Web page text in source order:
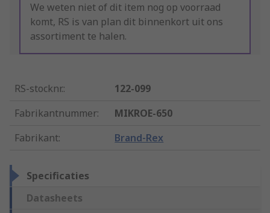
We weten niet of dit item nog op voorraad
komt, RS is van plan dit binnenkort uit ons
assortiment te halen.
RS-stocknr.:
122-099
Fabrikantnummer:
MIKROE-650
Fabrikant: Brand-Rex
Specificaties
Datasheets